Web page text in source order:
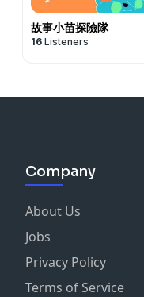
故事小苗探險隊
16 Listeners
Company
About Us
Jobs
Privacy Policy
Terms of Service